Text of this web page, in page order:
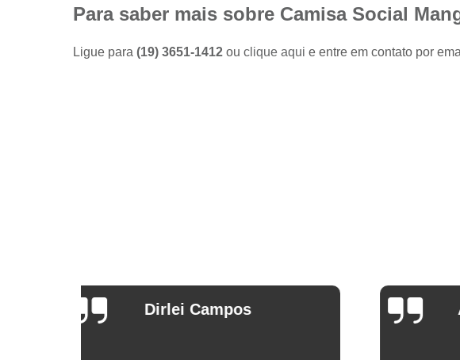
masculinas
preço
Fábricas
de camisas
Para saber mais sobre Camisa Social
Ligue para (19) 3651-1412 ou clique aqui e entre em contato por
Arthur Mello